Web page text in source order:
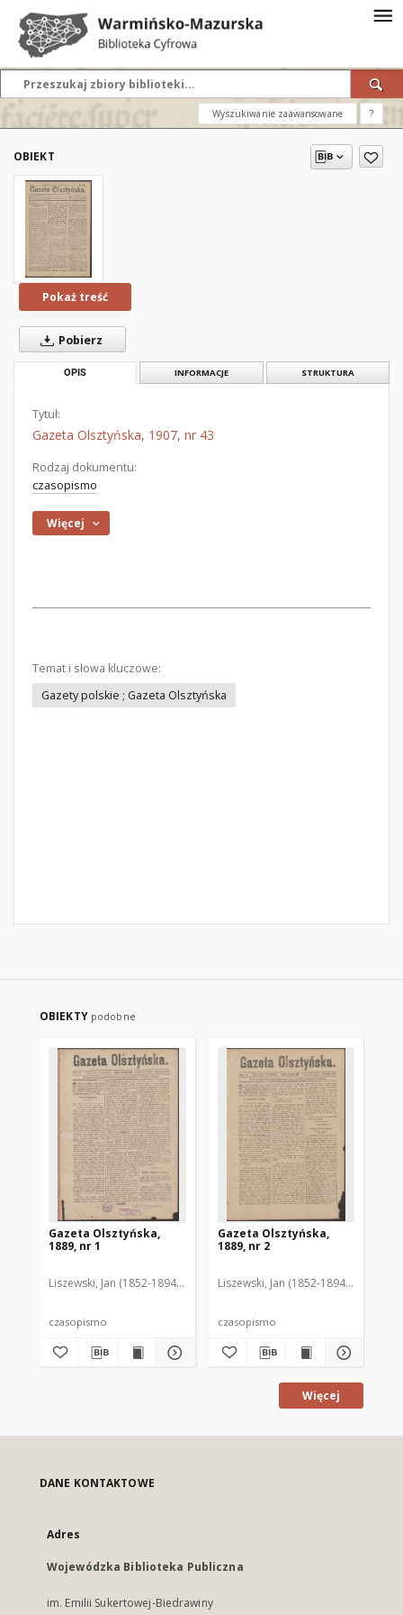
Wyszukiwanie zaawansowane ?
OBIEKT
Pokaż treść
Pobierz
OPIS INFORMACJE STRUKTURA
Tytuł:
Gazeta Olsztyńska, 1907, nr 43
Rodzaj dokumentu:
czasopismo
Więcej
Temat i słowa kluczowe:
Gazety polskie ; Gazeta Olsztyńska
OBIEKTY podobne
Gazeta Olsztyńska,
1889, nr 1
Liszewski, Jan (1852-1894). Red.
czasopismo
Gazeta Olsztyńska,
1889, nr 2
Liszewski, Jan (1852-1894). Red.
czasopismo
Więcej
DANE KONTAKTOWE
Adres
Wojewódzka Biblioteka Publiczna
im. Emilii Sukertowej-Biedrawiny